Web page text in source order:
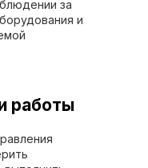
за
и
работы